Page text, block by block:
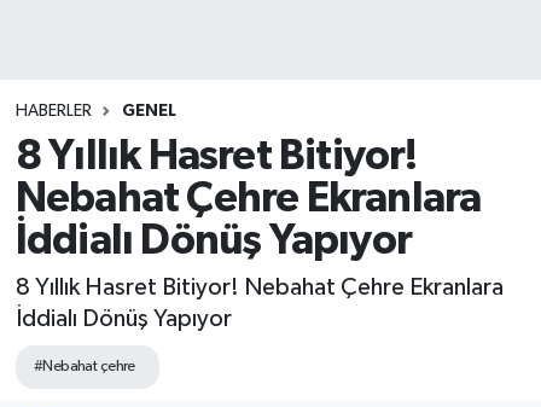
HABERLER GENEL
8 Yıllık Hasret Bitiyor!
Nebahat Çehre Ekranlara
İddialı Dönüş Yapıyor
8 Yıllık Hasret Bitiyor! Nebahat Çehre Ekranlara
İddialı Dönüş Yapıyor
#Nebahat çehre
Tüm Manşetler
Son Dakika Haberleri